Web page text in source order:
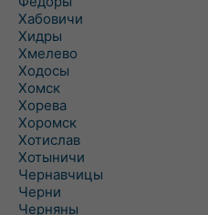
Хабовичи
Хидры
Хмелево
Ходосы
Хомск
Хорева
Хоромск
Хотислав
Хотыничи
Чернавчицы
Черни
Черняны